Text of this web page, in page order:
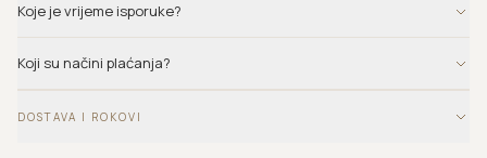
Koje je vrijeme isporuke?
Koji su načini plaćanja?
DOSTAVA I ROKOVI